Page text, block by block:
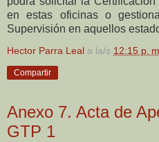
en estas oficinas o
Supervisión en aquellos
Hector Parra Leal a la/s 12:15 p.
Compartir
Anexo 7. Acta de
GTP 1